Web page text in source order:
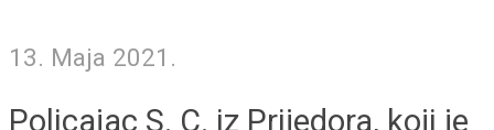
13. Maja 2021.
Policajac S. C. iz Prijedora, koji je